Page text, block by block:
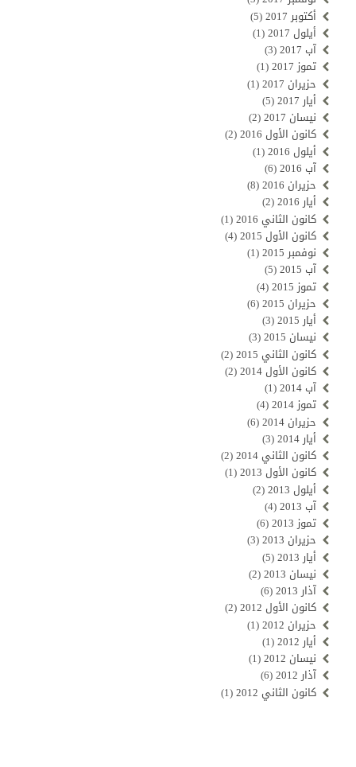
أكتوبر 2017
(5)
أيلول 2017
(1)
آب 2017
(3)
تموز 2017
(1)
حزيران 2017
(1)
أيار 2017
(5)
نيسان 2017
(2)
كانون الأول 2016
(2)
أيلول 2016
(1)
آب 2016
(6)
حزيران 2016
(8)
أيار 2016
(2)
كانون الثاني 2016
(1)
كانون الأول 2015
(4)
نوفمبر 2015
(1)
آب 2015
(5)
تموز 2015
(4)
حزيران 2015
(6)
أيار 2015
(3)
نيسان 2015
(3)
كانون الثاني 2015
(2)
كانون الأول 2014
(2)
آب 2014
(1)
تموز 2014
(4)
حزيران 2014
(6)
أيار 2014
(3)
كانون الثاني 2014
(2)
كانون الأول 2013
(1)
أيلول 2013
(2)
آب 2013
(4)
تموز 2013
(6)
حزيران 2013
(3)
أيار 2013
(5)
نيسان 2013
(2)
آذار 2013
(6)
كانون الأول 2012
(2)
حزيران 2012
(1)
أيار 2012
(1)
نيسان 2012
(1)
آذار 2012
(6)
كانون الثاني 2012
(1)